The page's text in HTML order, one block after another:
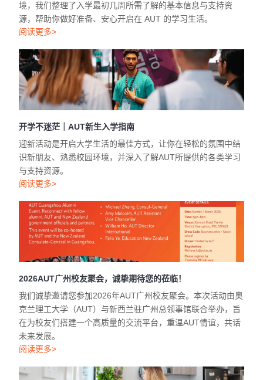
境，我们整理了入学最初几周所需了解的基本信息与支持资
源，帮助你做好准备、安心开启在 AUT 的学习生活。
阅读更多>
开学不迷茫｜AUT新生入学指南
迎新活动是开启大学生活的最佳方式，让你在轻松的氛围中结
识新朋友、熟悉校园环境，并深入了解AUT所提供的各类学习
与支持资源。
阅读更多>
2026AUT广州校友聚会，诚挚期待您的莅临！
我们诚挚邀请您参加2026年AUT广州校友聚会。本次活动由奥
克兰理工大学（AUT）与新西兰驻广州总领事馆联合举办，旨
在为校友们搭建一个高质量的交流平台，重温AUT情谊，共话
未来发展。
阅读更多>